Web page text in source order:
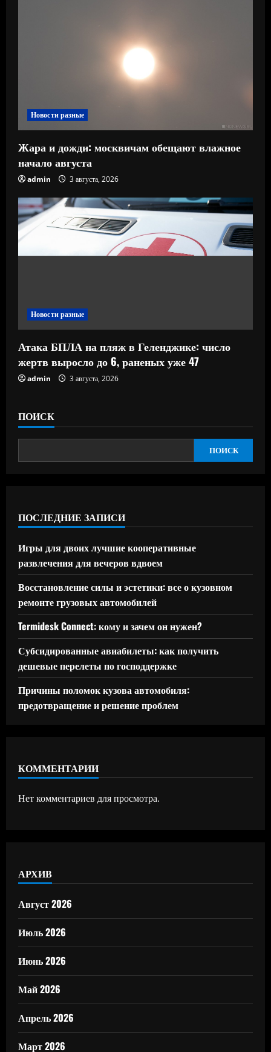
Новости разные
Жара и дожди: москвичам обещают влажное
начало августа
admin 3 августа, 2026
Новости разные
Атака БПЛА на пляж в Геленджике: число
жертв выросло до 6, раненых уже 47
admin 3 августа, 2026
ПОИСК
ПОИСК
ПОСЛЕДНИЕ ЗАПИСИ
Игры для двоих лучшие кооперативные
развлечения для вечеров вдвоем
Восстановление силы и эстетики: все о кузовном
ремонте грузовых автомобилей
Termidesk Connect: кому и зачем он нужен?
Субсидированные авиабилеты: как получить
дешевые перелеты по господдержке
Причины поломок кузова автомобиля:
предотвращение и решение проблем
КОММЕНТАРИИ
Нет комментариев для просмотра.
АРХИВ
Август 2026
Июль 2026
Июнь 2026
Май 2026
Апрель 2026
Март 2026